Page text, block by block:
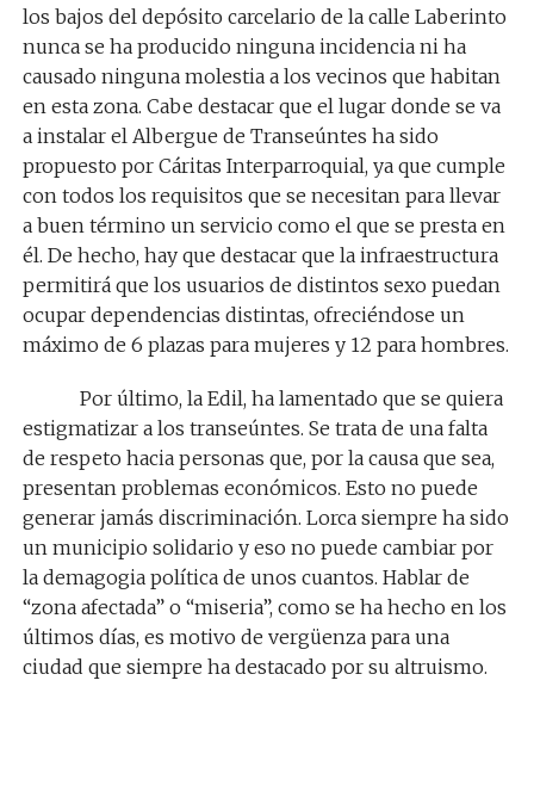
los bajos del depósito carcelario de la calle Laberinto
nunca se ha producido ninguna incidencia ni ha
causado ninguna molestia a los vecinos que habitan
en esta zona. Cabe destacar que el lugar donde se va
a instalar el Albergue de Transeúntes ha sido
propuesto por Cáritas Interparroquial, ya que cumple
con todos los requisitos que se necesitan para llevar
a buen término un servicio como el que se presta en
él. De hecho, hay que destacar que la infraestructura
permitirá que los usuarios de distintos sexo puedan
ocupar dependencias distintas, ofreciéndose un
máximo de 6 plazas para mujeres y 12 para hombres.
Por último, la Edil, ha lamentado que se quiera
estigmatizar a los transeúntes. Se trata de una falta
de respeto hacia personas que, por la causa que sea,
presentan problemas económicos. Esto no puede
generar jamás discriminación. Lorca siempre ha sido
un municipio solidario y eso no puede cambiar por
la demagogia política de unos cuantos. Hablar de
“zona afectada” o “miseria”, como se ha hecho en los
últimos días, es motivo de vergüenza para una
ciudad que siempre ha destacado por su altruismo.